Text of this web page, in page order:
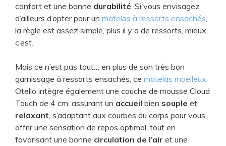
confort et une bonne durabilité. Si vous envisagez
d’ailleurs d’opter pour un matelas à ressorts ensachés,
la règle est assez simple, plus il y a de ressorts, mieux
c’est.
Mais ce n’est pas tout… en plus de son très bon
garnissage à ressorts ensachés, ce matelas moelleux
Otello intègre également une couche de mousse Cloud
Touch de 4 cm, assurant un accueil bien souple et
relaxant, s’adaptant aux courbes du corps pour vous
offrir une sensation de repos optimal, tout en
favorisant une bonne circulation de l’air et une